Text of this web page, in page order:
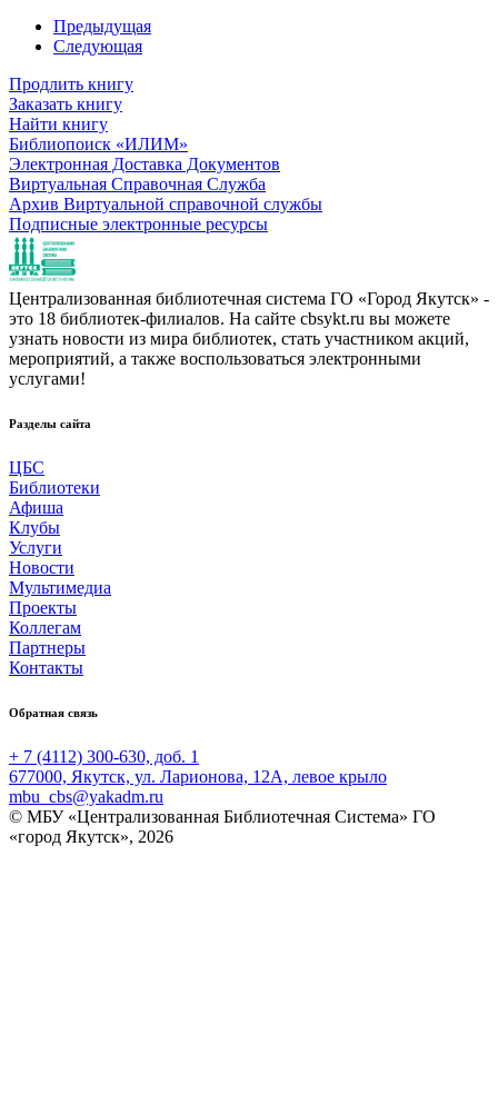
Предыдущая
Следующая
Продлить книгу
Заказать книгу
Найти книгу
Библиопоиск «ИЛИМ»
Электронная Доставка Документов
Виртуальная Справочная Служба
Архив Виртуальной справочной службы
Подписные электронные ресурсы
Централизованная библиотечная система ГО «Город Якутск» -
это 18 библиотек-филиалов. На сайте cbsykt.ru вы можете
узнать новости из мира библиотек, стать участником акций,
мероприятий, а также воспользоваться электронными
услугами!
Разделы сайта
ЦБС
Библиотеки
Афиша
Клубы
Услуги
Новости
Мультимедиа
Проекты
Коллегам
Партнеры
Контакты
Обратная связь
+ 7 (4112) 300-630, доб. 1
677000, Якутск, ул. Ларионова, 12А, левое крыло
mbu_cbs@yakadm.ru
© МБУ «Централизованная Библиотечная Система» ГО
«город Якутск», 2026